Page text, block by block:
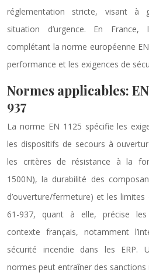
réglementation stricte, visant à
situation d’urgence. En
complétant la norme européenne
performance et les exigences de
Normes applicables: EN
937
La norme EN 1125 spécifie les
les dispositifs de secours à
les critères de résistance à la
1500N), la durabilité des
d’ouverture/fermeture) et les limites
61-937, quant à elle, précise les
contexte français, notamment
sécurité incendie dans les ERP.
normes peut entraîner des sanctions